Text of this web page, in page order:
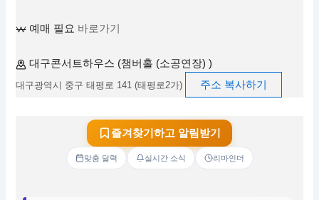
예매 필요 바로가기
대구콘서트하우스 (챔버홀 (소공연장) )
대구광역시 중구 태평로 141 (태평로2가) 주소 복사하기
즐겨찾기하고 알림받기
맞춤 달력 실시간 소식 리마인더